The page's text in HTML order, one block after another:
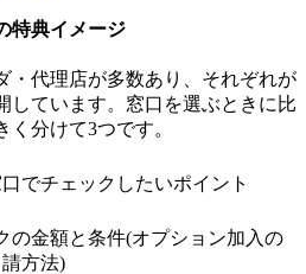
特典イメージ
・代理店が多数あり、それぞれが
しています。窓口を選ぶときに比
分けて3つです。
でチェックしたいポイント
の金額と条件(オプション加入の
方法)